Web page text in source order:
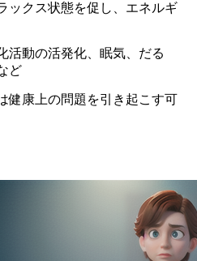
ックス状態を促し、エネルギ
活動の活発化、眠気、だる
ど
健康上の問題を引き起こす可